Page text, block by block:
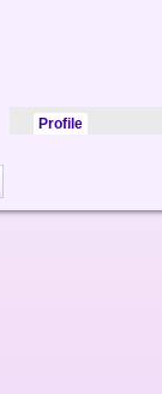
Profile